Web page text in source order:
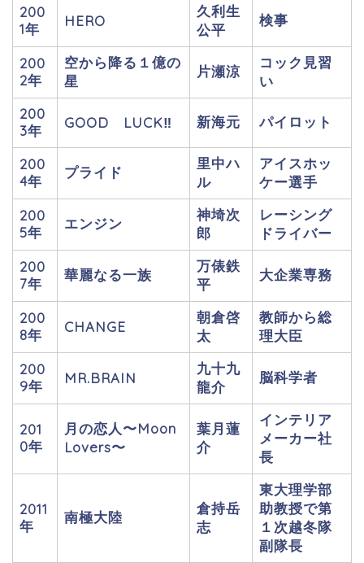
200
1年
HERO
久利生
公平
検事
200
2年
空から降る１億の
星
片瀬涼
コック見習
い
200
3年
GOOD LUCK‼︎ 新海元 パイロット
200
4年
プライド
里中ハ
ル
アイスホッ
ケー選手
200
5年
エンジン
神埼次
郎
レーシング
ドライバー
200
7年
華麗なる一族
万俵鉄
平
大企業専務
200
8年
CHANGE
朝倉啓
太
教師から総
理大臣
200
9年
MR.BRAIN
九十九
龍介
脳科学者
201
0年
月の恋人〜Moon
Lovers〜
葉月蓮
介
インテリア
メーカー社
長
2011
年
南極大陸
倉持岳
志
東大理学部
助教授で第
１次越冬隊
副隊長